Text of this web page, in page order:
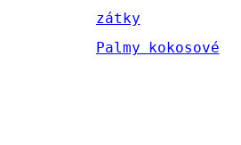
zátky
Palmy kokosové